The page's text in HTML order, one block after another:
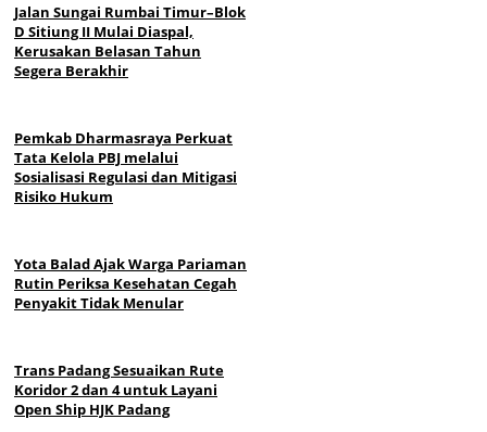
Jalan Sungai Rumbai Timur–Blok
D Sitiung II Mulai Diaspal,
Kerusakan Belasan Tahun
Segera Berakhir
Pemkab Dharmasraya Perkuat
Tata Kelola PBJ melalui
Sosialisasi Regulasi dan Mitigasi
Risiko Hukum
Yota Balad Ajak Warga Pariaman
Rutin Periksa Kesehatan Cegah
Penyakit Tidak Menular
Trans Padang Sesuaikan Rute
Koridor 2 dan 4 untuk Layani
Open Ship HJK Padang